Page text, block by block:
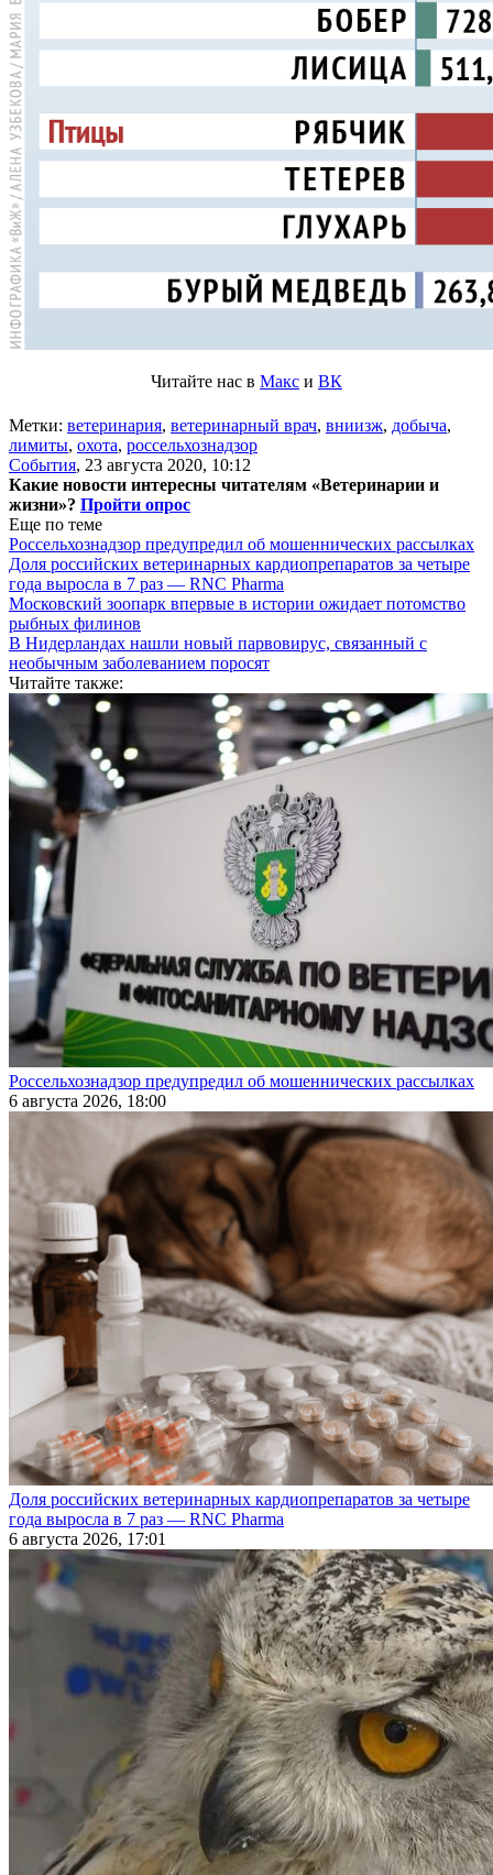
Читайте нас в Макс и ВК
Метки: ветеринария, ветеринарный врач, вниизж, добыча,
лимиты, охота, россельхознадзор
События, 23 августа 2020, 10:12
Какие новости интересны читателям «Ветеринарии и
жизни»? Пройти опрос
Еще по теме
Россельхознадзор предупредил об мошеннических рассылках
Доля российских ветеринарных кардиопрепаратов за четыре
года выросла в 7 раз — RNC Pharma
Московский зоопарк впервые в истории ожидает потомство
рыбных филинов
В Нидерландах нашли новый парвовирус, связанный с
необычным заболеванием поросят
Читайте также:
Россельхознадзор предупредил об мошеннических рассылках
6 августа 2026, 18:00
Доля российских ветеринарных кардиопрепаратов за четыре
года выросла в 7 раз — RNC Pharma
6 августа 2026, 17:01